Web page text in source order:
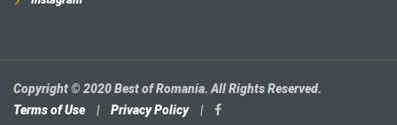
Copyright © 2020 Best of Romania. All Rights Reserved.
Terms of Use
| Privacy Policy |